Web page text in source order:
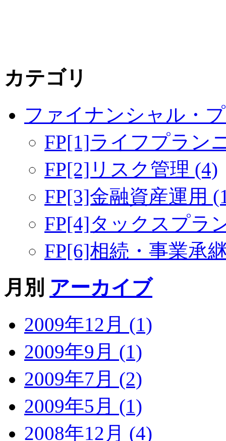
カテゴリ
ファイナンシャル・
FP[1]ライフプラン
FP[2]リスク管理 (4)
FP[3]金融資産運用
FP[4]タックスプラ
FP[6]相続・事業承
月別 アーカイブ
2009年12月 (1)
2009年9月 (1)
2009年7月 (2)
2009年5月 (1)
2008年12月 (4)